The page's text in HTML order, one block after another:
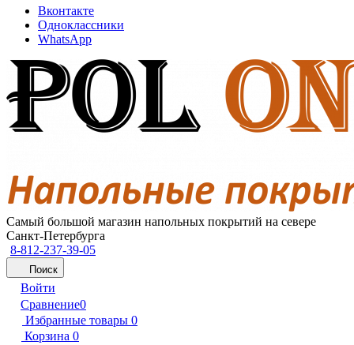
Вконтакте
Одноклассники
WhatsApp
Самый большой магазин напольных покрытий на севере
Санкт-Петербурга
8-812-237-39-05
Поиск
Войти
Сравнение0
Избранные товары 0
Корзина 0